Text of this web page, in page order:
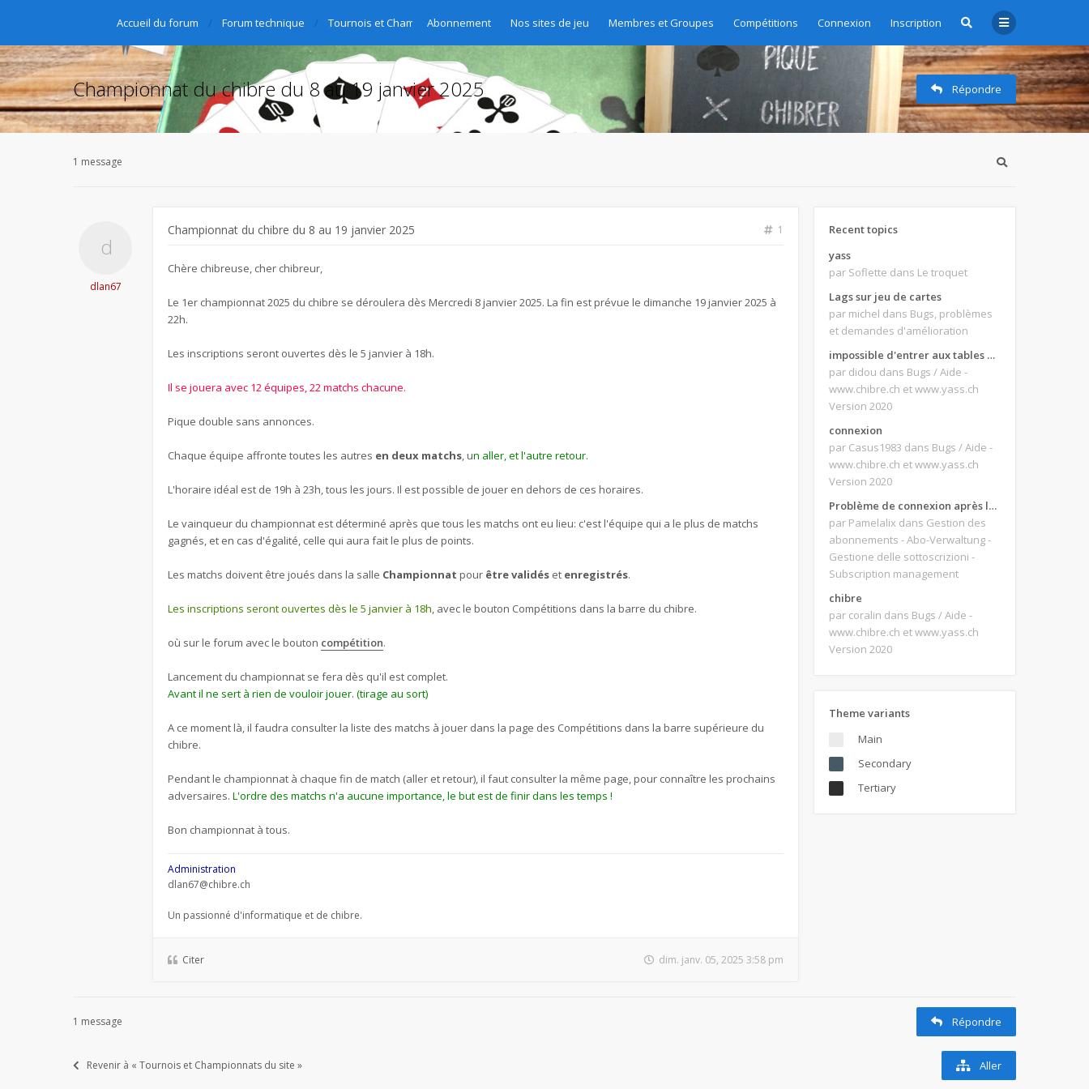
Abonnement Nos sites de jeu Membres et Groupes Compétitions Connexion Inscription
Accueil du forum Forum technique Tournois et Championnats du site
Championnat du chibre du 8 au 19 janvier 2025 Répondre
1 message
dlan67
Championnat du chibre du 8 au 19 janvier 2025 1
Chère chibreuse, cher chibreur,
Le 1er championnat 2025 du chibre se déroulera dès Mercredi 8 janvier 2025. La fin est prévue le dimanche 19 janvier 2025 à
22h.
Les inscriptions seront ouvertes dès le 5 janvier à 18h.
Il se jouera avec 12 équipes, 22 matchs chacune.
Pique double sans annonces.
Chaque équipe affronte toutes les autres en deux matchs, un aller, et l'autre retour.
L'horaire idéal est de 19h à 23h, tous les jours. Il est possible de jouer en dehors de ces horaires.
Le vainqueur du championnat est déterminé après que tous les matchs ont eu lieu: c'est l'équipe qui a le plus de matchs
gagnés, et en cas d'égalité, celle qui aura fait le plus de points.
Les matchs doivent être joués dans la salle Championnat pour être validés et enregistrés.
Les inscriptions seront ouvertes dès le 5 janvier à 18h, avec le bouton Compétitions dans la barre du chibre.
où sur le forum avec le bouton compétition.
Lancement du championnat se fera dès qu'il est complet.
Avant il ne sert à rien de vouloir jouer. (tirage au sort)
A ce moment là, il faudra consulter la liste des matchs à jouer dans la page des Compétitions dans la barre supérieure du
chibre.
Pendant le championnat à chaque fin de match (aller et retour), il faut consulter la même page, pour connaître les prochains
adversaires. L'ordre des matchs n'a aucune importance, le but est de finir dans les temps !
Bon championnat à tous.
Administration
dlan67@chibre.ch
Un passionné d'informatique et de chibre.
Citer dim. janv. 05, 2025 3:58 pm
Recent topics
yass
par Soflette dans Le troquet
Lags sur jeu de cartes
par michel dans Bugs, problèmes
et demandes d'amélioration
impossible d'entrer aux tables de jeux
par didou dans Bugs / Aide -
www.chibre.ch et www.yass.ch
Version 2020
connexion
par Casus1983 dans Bugs / Aide -
www.chibre.ch et www.yass.ch
Version 2020
Problème de connexion après le changement d'adresse e-mail.
par Pamelalix dans Gestion des
abonnements - Abo-Verwaltung -
Gestione delle sottoscrizioni -
Subscription management
chibre
par coralin dans Bugs / Aide -
www.chibre.ch et www.yass.ch
Version 2020
Theme variants
Main
Secondary
Tertiary
1 message Répondre
Revenir à « Tournois et Championnats du site » Aller